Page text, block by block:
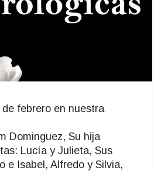
febrero en nuestra
Dominguez, Su hija
Lucía y Julieta, Sus
e Isabel, Alfredo y Silvia,